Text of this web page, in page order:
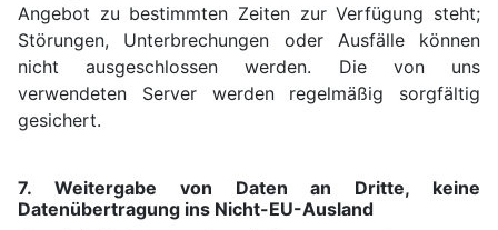
Angebot zu bestimmten Zeiten zur Verfügung steht;
Störungen, Unterbrechungen oder Ausfälle können
nicht ausgeschlossen werden. Die von uns
verwendeten Server werden regelmäßig sorgfältig
gesichert.
7. Weitergabe von Daten an Dritte, keine
Datenübertragung ins Nicht-EU-Ausland